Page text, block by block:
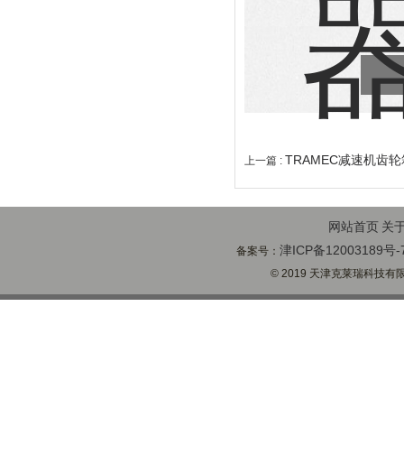
上一篇 : TRAMEC减速机齿轮
网站首页 关
备案号：津ICP备12003189号-
© 2019 天津克莱瑞科技有